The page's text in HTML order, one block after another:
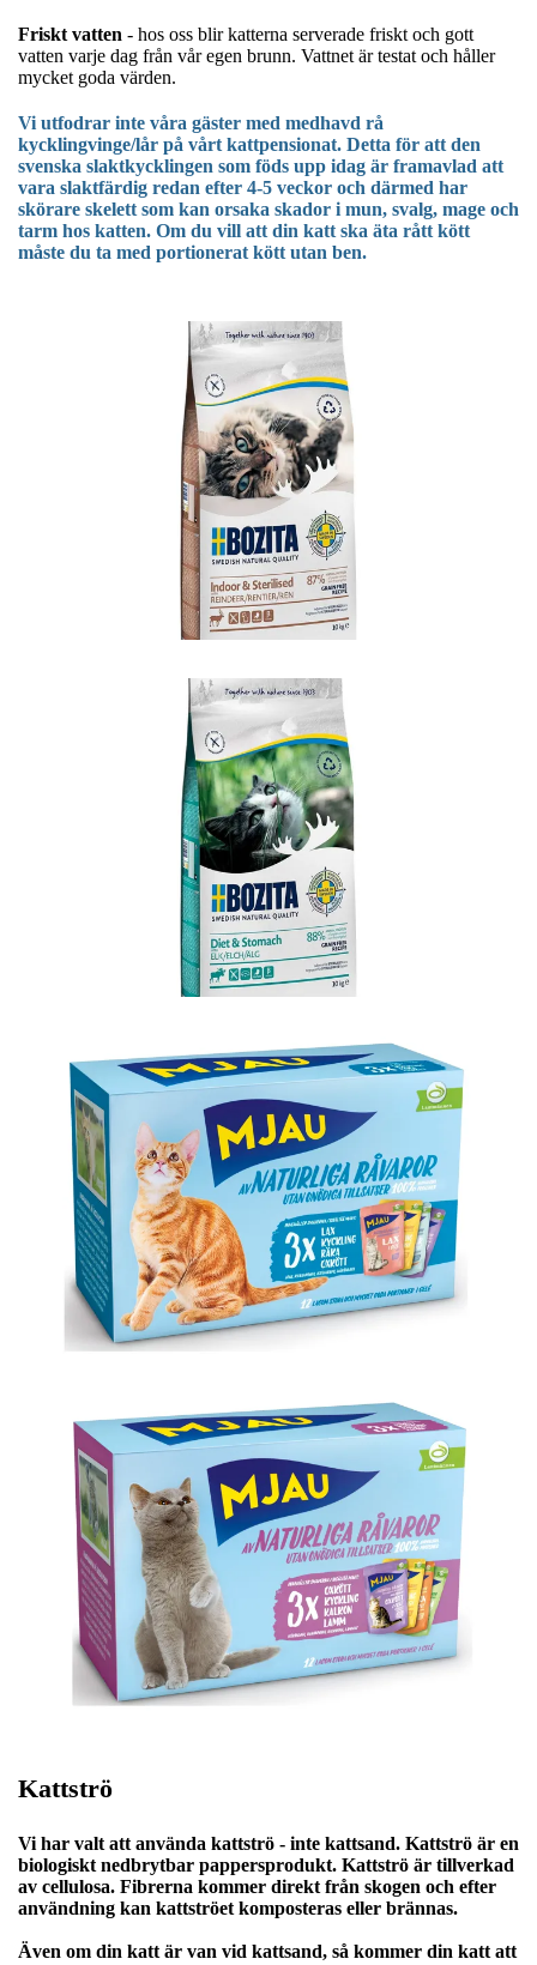
Friskt vatten - hos oss blir katterna serverade friskt och gott
vatten varje dag från vår egen brunn. Vattnet är testat och håller
mycket goda värden.
Vi utfodrar inte våra gäster med medhavd rå
kycklingvinge/lår på vårt kattpensionat. Detta för att den
svenska slaktkycklingen som föds upp idag är framavlad att
vara slaktfärdig redan efter 4-5 veckor och därmed har
skörare skelett som kan orsaka skador i mun, svalg, mage och
tarm hos katten. Om du vill att din katt ska äta rått kött
måste du ta med portionerat kött utan ben.
Kattströ
Vi har valt att använda kattströ - inte kattsand. Kattströ är en
biologiskt nedbrytbar pappersprodukt. Kattströ är tillverkad
av cellulosa. Fibrerna kommer direkt från skogen och efter
användning kan kattströet komposteras eller brännas.
Även om din katt är van vid kattsand, så kommer din katt att